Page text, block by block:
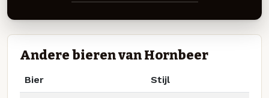
Andere bieren van Hornbeer
Bier Stijl